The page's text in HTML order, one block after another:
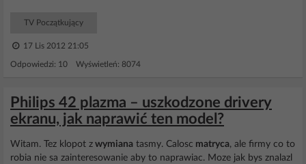
TV Początkujący
17 Lis 2012 21:05
Odpowiedzi: 10 Wyświetleń: 8074
Philips 42 plazma – uszkodzone drivery
ekranu, jak naprawić ten model?
Witam. Tez klopot z wymiana tasmy. Calosc matryca, ale firmy co to
robia nie sa zainteresowanie aby to naprawiac. Moze jak bys znalazl